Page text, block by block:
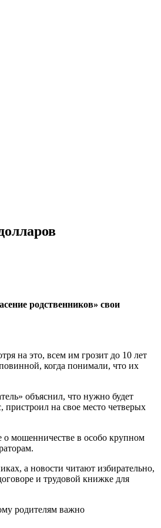
родственников» свои
на это, всем им грозит до 10 лет
когда понимали, что их
объяснил, что нужно будет
на свое место четверых
о мошенничестве в особо крупном
а новости читают избирательно,
и трудовой книжке для
родителям важно